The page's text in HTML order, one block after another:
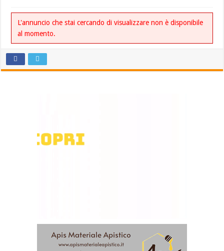
L'annuncio che stai cercando di visualizzare non è disponibile
al momento.